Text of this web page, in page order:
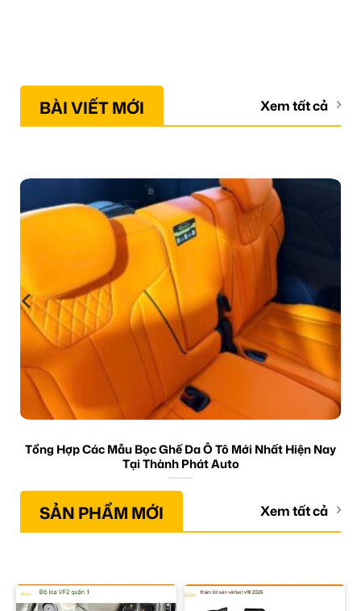
BÀI VIẾT MỚI Xem tất cả
Tổng Hợp Các Mẫu Bọc Ghế Da Ô Tô Mới Nhất Hiện Nay
Tại Thành Phát Auto
SẢN PHẨM MỚI Xem tất cả